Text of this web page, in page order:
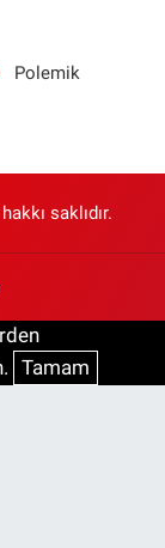
Polemik
saklıdır.
Tamam